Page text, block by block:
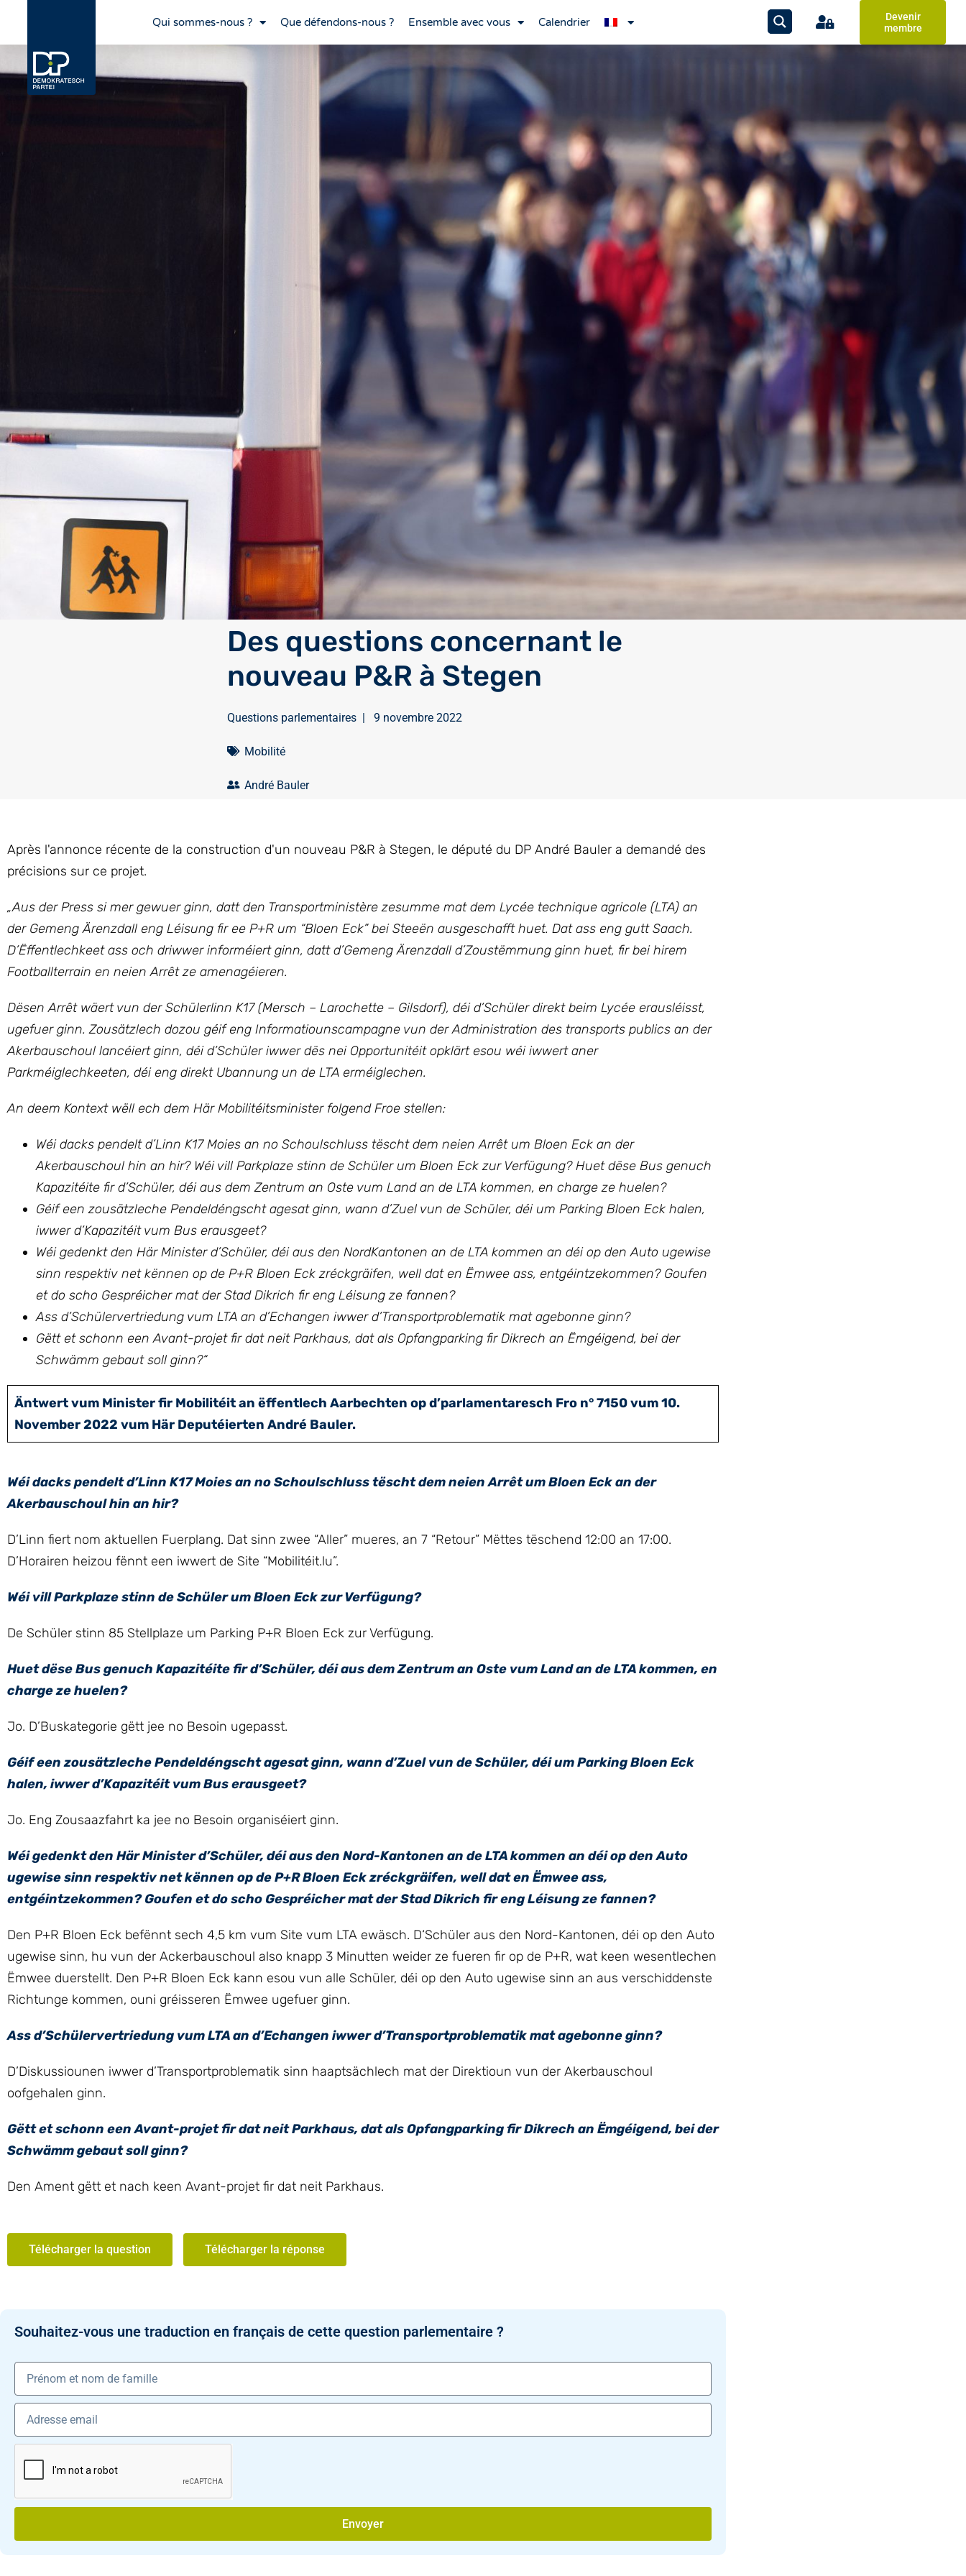
Qui sommes-nous ? Que défendons-nous ? Ensemble avec vous Calendrier
Devenir
membre
Des questions concernant le
nouveau P&R à Stegen
Questions parlementaires| 9 novembre 2022
Mobilité
André Bauler
Après l'annonce récente de la construction d'un nouveau P&R à Stegen, le député du DP André Bauler a demandé des
précisions sur ce projet.
„Aus der Press si mer gewuer ginn, datt den Transportministère zesumme mat dem Lycée technique agricole (LTA) an
der Gemeng Ärenzdall eng Léisung fir ee P+R um “Bloen Eck” bei Steeën ausgeschafft huet. Dat ass eng gutt Saach.
D’Ëffentlechkeet ass och driwwer informéiert ginn, datt d’Gemeng Ärenzdall d’Zoustëmmung ginn huet, fir bei hirem
Footballterrain en neien Arrêt ze amenagéieren.
Dësen Arrêt wäert vun der Schülerlinn K17 (Mersch – Larochette – Gilsdorf), déi d’Schüler direkt beim Lycée erausléisst,
ugefuer ginn. Zousätzlech dozou géif eng Informatiounscampagne vun der Administration des transports publics an der
Akerbauschoul lancéiert ginn, déi d’Schüler iwwer dës nei Opportunitéit opklärt esou wéi iwwert aner
Parkméiglechkeeten, déi eng direkt Ubannung un de LTA erméiglechen.
An deem Kontext wëll ech dem Här Mobilitéitsminister folgend Froe stellen:
Wéi dacks pendelt d’Linn K17 Moies an no Schoulschluss tëscht dem neien Arrêt um Bloen Eck an der
Akerbauschoul hin an hir? Wéi vill Parkplaze stinn de Schüler um Bloen Eck zur Verfügung? Huet dëse Bus genuch
Kapazitéite fir d’Schüler, déi aus dem Zentrum an Oste vum Land an de LTA kommen, en charge ze huelen?
Géif een zousätzleche Pendeldéngscht agesat ginn, wann d’Zuel vun de Schüler, déi um Parking Bloen Eck halen,
iwwer d’Kapazitéit vum Bus erausgeet?
Wéi gedenkt den Här Minister d’Schüler, déi aus den NordKantonen an de LTA kommen an déi op den Auto ugewise
sinn respektiv net kënnen op de P+R Bloen Eck zréckgräifen, well dat en Ëmwee ass, entgéintzekommen? Goufen
et do scho Gespréicher mat der Stad Dikrich fir eng Léisung ze fannen?
Ass d’Schülervertriedung vum LTA an d’Echangen iwwer d’Transportproblematik mat agebonne ginn?
Gëtt et schonn een Avant-projet fir dat neit Parkhaus, dat als Opfangparking fir Dikrech an Ëmgéigend, bei der
Schwämm gebaut soll ginn?“
Äntwert vum Minister fir Mobilitéit an ëffentlech Aarbechten op d’parlamentaresch Fro n° 7150 vum 10.
November 2022 vum Här Deputéierten André Bauler.
Wéi dacks pendelt d’Linn K17 Moies an no Schoulschluss tëscht dem neien Arrêt um Bloen Eck an der
Akerbauschoul hin an hir?
D’Linn fiert nom aktuellen Fuerplang. Dat sinn zwee “Aller” mueres, an 7 “Retour” Mëttes tëschend 12:00 an 17:00.
D’Horairen heizou fënnt een iwwert de Site “Mobilitéit.lu”.
Wéi vill Parkplaze stinn de Schüler um Bloen Eck zur Verfügung?
De Schüler stinn 85 Stellplaze um Parking P+R Bloen Eck zur Verfügung.
Huet dëse Bus genuch Kapazitéite fir d’Schüler, déi aus dem Zentrum an Oste vum Land an de LTA kommen, en
charge ze huelen?
Jo. D’Buskategorie gëtt jee no Besoin ugepasst.
Géif een zousätzleche Pendeldéngscht agesat ginn, wann d’Zuel vun de Schüler, déi um Parking Bloen Eck
halen, iwwer d’Kapazitéit vum Bus erausgeet?
Jo. Eng Zousaazfahrt ka jee no Besoin organiséiert ginn.
Wéi gedenkt den Här Minister d’Schüler, déi aus den Nord-Kantonen an de LTA kommen an déi op den Auto
ugewise sinn respektiv net kënnen op de P+R Bloen Eck zréckgräifen, well dat en Ëmwee ass,
entgéintzekommen? Goufen et do scho Gespréicher mat der Stad Dikrich fir eng Léisung ze fannen?
Den P+R Bloen Eck befënnt sech 4,5 km vum Site vum LTA ewäsch. D‘Schüler aus den Nord-Kantonen, déi op den Auto
ugewise sinn, hu vun der Ackerbauschoul also knapp 3 Minutten weider ze fueren fir op de P+R, wat keen wesentlechen
Ëmwee duerstellt. Den P+R Bloen Eck kann esou vun alle Schüler, déi op den Auto ugewise sinn an aus verschiddenste
Richtunge kommen, ouni gréisseren Ëmwee ugefuer ginn.
Ass d’Schülervertriedung vum LTA an d’Echangen iwwer d’Transportproblematik mat agebonne ginn?
D’Diskussiounen iwwer d’Transportproblematik sinn haaptsächlech mat der Direktioun vun der Akerbauschoul
oofgehalen ginn.
Gëtt et schonn een Avant-projet fir dat neit Parkhaus, dat als Opfangparking fir Dikrech an Ëmgéigend, bei der
Schwämm gebaut soll ginn?
Den Ament gëtt et nach keen Avant-projet fir dat neit Parkhaus.
Télécharger la question Télécharger la réponse
Souhaitez-vous une traduction en français de cette question parlementaire ?
Envoyer